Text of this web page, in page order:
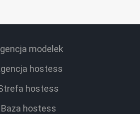
modelek
hostess
hostess
Baza hostess